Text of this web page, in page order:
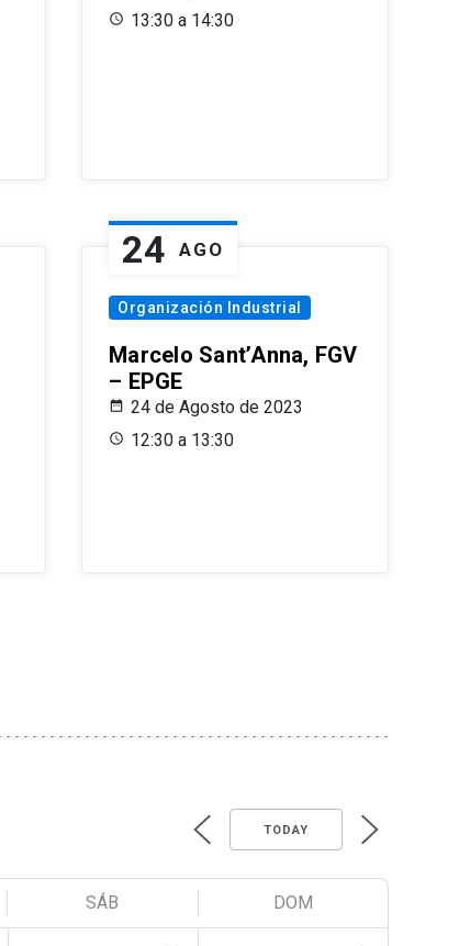
13:30 a 14:30
24 AGO
Organización Industrial
Marcelo Sant’Anna, FGV
– EPGE
24 de Agosto de 2023
12:30 a 13:30
TODAY
SÁB DOM